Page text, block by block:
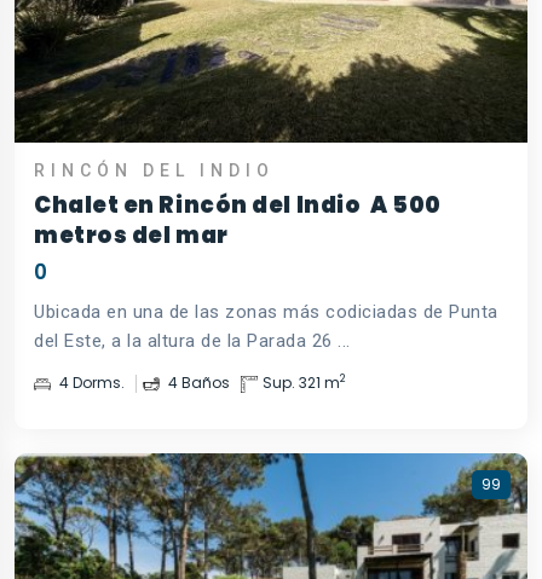
RINCÓN DEL INDIO
Chalet en Rincón del Indio  A 500
metros del mar
0
Ubicada en una de las zonas más codiciadas de Punta
del Este, a la altura de la Parada 26 ...
4 Dorms. 4 Baños Sup. 321 m2
99